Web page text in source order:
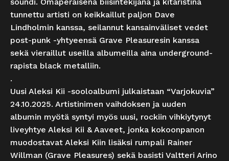
tunnettu artisti on keikkaillut paljon Dave
Lindholmin kanssa, seilannut kansainväliset vedet
post-punk -yhtyeensä Grave Pleasuresin kanssa
sekä vieraillut useilla albumeilla aina underground-
rapista black metalliin.
.
Uusi Aleksi Kii -sooloalbumi julkaistaan “Varjokuvia”
24.10.2025. Artistinimen vaihdoksen ja uuden
albumin myötä syntyi myös uusi, rockiin vihkiytynyt
liveyhtye Aleksi Kii & Aaveet, jonka kokoonpanon
muodostavat Aleksi Kiin lisäksi rumpali Rainer
Willman (Grave Pleasures) sekä basisti Valtteri Arino